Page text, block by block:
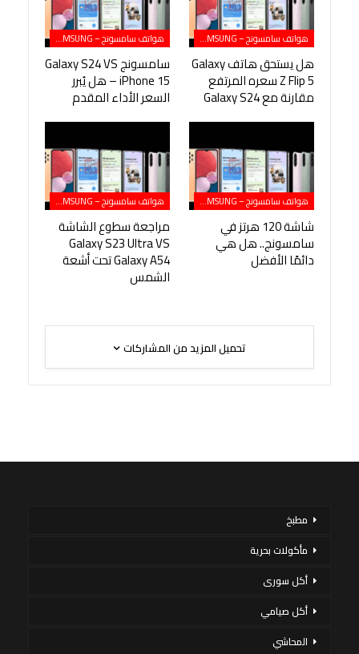
هواتف سامسونج – SAMSUNG
هل يستحق هاتف Galaxy
Z Flip 5 سعره المرتفع
مقارنة مع Galaxy S24
هواتف سامسونج – SAMSUNG
سامسونج Galaxy S24 VS
iPhone 15 – هل يُبرر
السعر الأداء المقدم
هواتف سامسونج – SAMSUNG
شاشة 120 هرتز في
سامسونج.. هل هي
دائمًا الأفضل
هواتف سامسونج – SAMSUNG
مراجعة سطوع الشاشة
Galaxy S23 Ultra VS
Galaxy A54 تحت أشعة
الشمس
تحميل المزيد من المشاركات
مطبخ
مأكولات بحرية
أكل سورى
أكل صيامي
المحاشي